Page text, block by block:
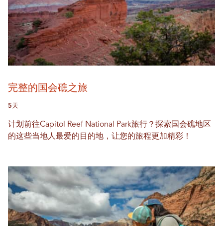
完整的国会礁之旅
5天
计划前往Capitol Reef National Park旅行？探索国会礁地区
的这些当地人最爱的目的地，让您的旅程更加精彩！